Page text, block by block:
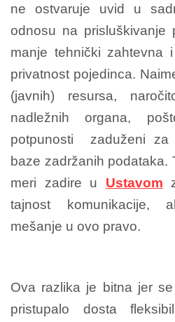
ne ostvaruje uvid u
odnosu na prisluškivanje
manje tehnički zahtevna
privatnost pojedinca.
(javnih) resursa,
nadležnih organa,
potpunosti zaduženi za
baze zadržanih podataka.
meri zadire u Ustavom
tajnost komunikacije,
mešanje u ovo pravo.
Ova razlika je bitna jer
pristupalo dosta